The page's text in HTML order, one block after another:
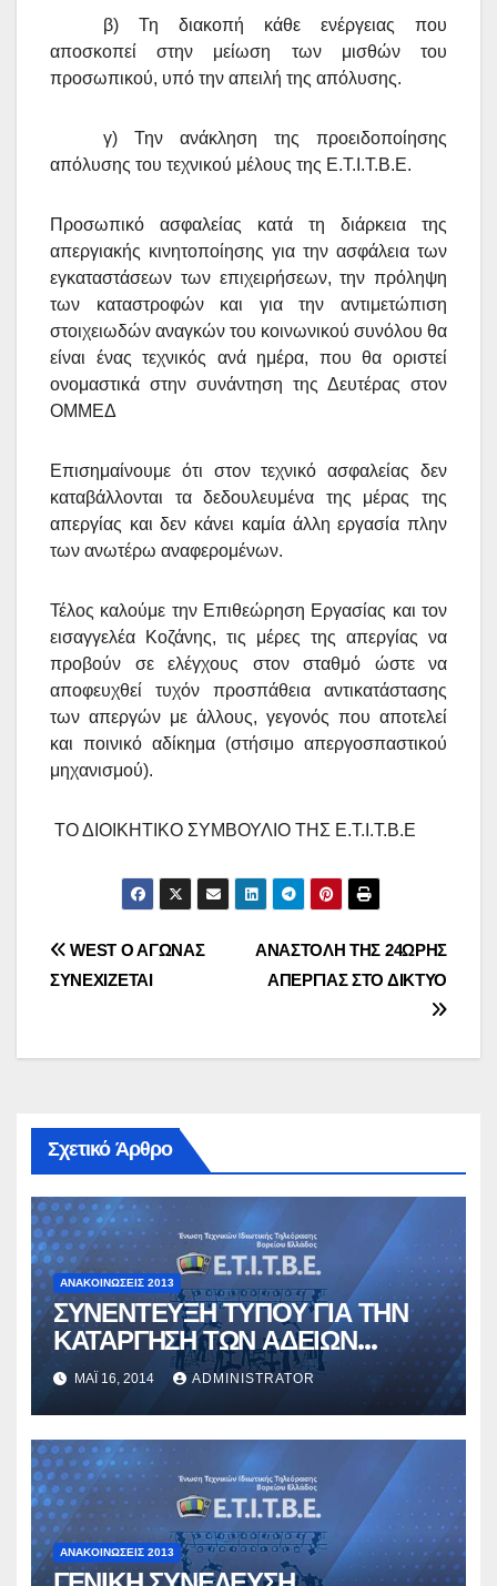
β) Τη διακοπή κάθε ενέργειας που
αποσκοπεί στην μείωση των μισθών του
προσωπικού, υπό την απειλή της απόλυσης.
γ) Την ανάκληση της προειδοποίησης
απόλυσης του τεχνικού μέλους της Ε.Τ.Ι.Τ.Β.Ε.
Προσωπικό ασφαλείας κατά τη διάρκεια της
απεργιακής κινητοποίησης για την ασφάλεια των
εγκαταστάσεων των επιχειρήσεων, την πρόληψη
των καταστροφών και για την αντιμετώπιση
στοιχειωδών αναγκών του κοινωνικού συνόλου θα
είναι ένας τεχνικός ανά ημέρα, που θα οριστεί
ονομαστικά στην συνάντηση της Δευτέρας στον
ΟΜΜΕΔ
Επισημαίνουμε ότι στον τεχνικό ασφαλείας δεν
καταβάλλονται τα δεδουλευμένα της μέρας της
απεργίας και δεν κάνει καμία άλλη εργασία πλην
των ανωτέρω αναφερομένων.
Τέλος καλούμε την Επιθεώρηση Εργασίας και τον
εισαγγελέα Κοζάνης, τις μέρες της απεργίας να
προβούν σε ελέγχους στον σταθμό ώστε να
αποφευχθεί τυχόν προσπάθεια αντικατάστασης
των απεργών με άλλους, γεγονός που αποτελεί
και ποινικό αδίκημα (στήσιμο απεργοσπαστικού
μηχανισμού).
ΤΟ ΔΙΟΙΚΗΤΙΚΟ ΣΥΜΒΟΥΛΙΟ ΤΗΣ Ε.Τ.Ι.Τ.Β.Ε
Πλοήγηση
ΑΝΑΣΤΟΛΗ ΤΗΣ 24ΩΡΗΣ
ΑΠΕΡΓΙΑΣ ΣΤΟ ΔΙΚΤΥΟ
WEST Ο ΑΓΩΝΑΣ
ΣΥΝΕΧΙΖΕΤΑΙ
Σχετικό Άρθρο
ΑΝΑΚΟΙΝΏΣΕΙΣ 2013
ΣΥΝΕΝΤΕΥΞΗ ΤΥΠΟΥ ΓΙΑ ΤΗΝ
ΚΑΤΑΡΓΗΣΗ ΤΩΝ ΑΔΕΙΩΝ
ΑΣΚΗΣΗΣ ΕΠΑΓΓΕΛΜΑΤΟΣ
ΜΆΙ 16, 2014 ADMINISTRATOR
ΑΝΑΚΟΙΝΏΣΕΙΣ 2013